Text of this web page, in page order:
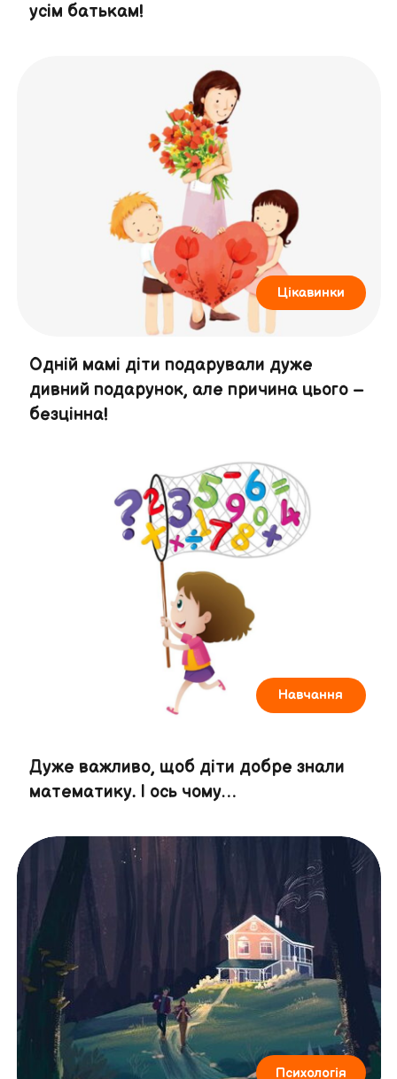
усім батькам!
Цікавинки
Одній мамі діти подарували дуже
дивний подарунок, але причина цього –
безцінна!
Навчання
Дуже важливо, щоб діти добре знали
математику. І ось чому…
Психологія